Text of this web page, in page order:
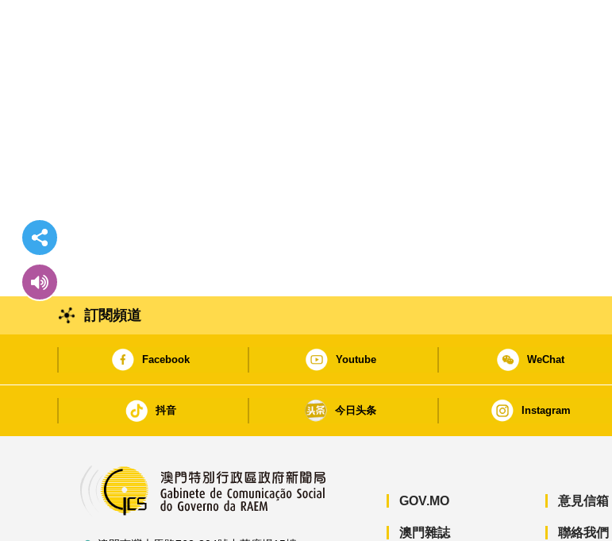
訂閱頻道
Facebook Youtube WeChat
抖音 今日头条 Instagram
GOV.MO
澳門雜誌
意見信箱
聯絡我們